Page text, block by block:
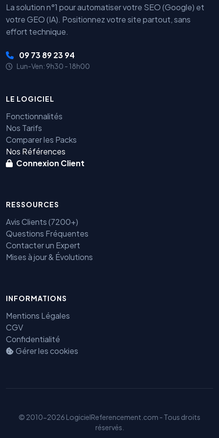
La solution n°1 pour automatiser votre SEO (Google) et
votre GEO (IA). Positionnez votre site partout, sans
effort technique.
09 73 89 23 94
Lun-Ven: 9h30 - 18h00
LE LOGICIEL
Fonctionnalités
Nos Tarifs
Comparer les Packs
Nos Références
Connexion Client
RESSOURCES
Avis Clients (7200+)
Questions Fréquentes
Contacter un Expert
Mises à jour & Évolutions
INFORMATIONS
Mentions Légales
CGV
Confidentialité
Gérer les cookies
© 2010-2026 LogicielReferencement.com - Tous droits
réservés.